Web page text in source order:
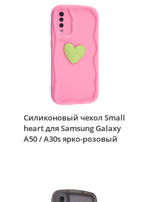
Силиконовый чехол Small
heart для Samsung Galaxy
A50 / A30s ярко-розовый